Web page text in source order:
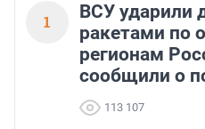
1
ВСУ ударили
ракетами по
регионам
сообщили о
113 107